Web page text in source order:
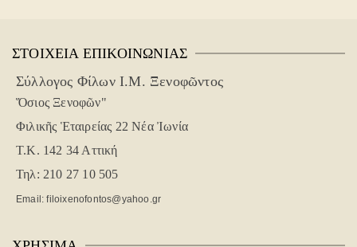
ΣΤΟΙΧΕΊΑ ΕΠΙΚΟΙΝΩΝΊΑΣ
Σύλλογος Φίλων Ι.Μ. Ξενοφῶντος
Ὅσιος Ξενοφῶν"
Φιλικῆς Ἑταιρείας 22Νέα Ἰωνία
Τ.Κ. 142 34 Αττική
Τηλ: 210 27 10 505
Email: filoixenofontos@yahoo.gr